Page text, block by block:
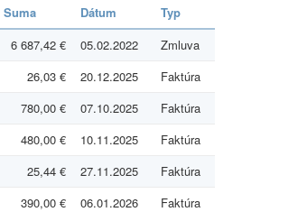
Suma Dátum
Typ
6 687,42 € 05.02.2022
Zmluva
26,03 € 20.12.2025
Faktúra
780,00 € 07.10.2025
Faktúra
480,00 € 10.11.2025
Faktúra
25,44 € 27.11.2025
Faktúra
390,00 € 06.01.2026
Faktúra